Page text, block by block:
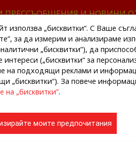
ПРЕССЪОБЩЕНИЯ И НОВИНИ
НАЧАЛО НОВИНИ ОТ
използва „бисквитки“. С Ваше
за да измерим и анализираме
„бисквитки”), да
(„бисквитки“ за
на подходящи реклами и
„бисквитки“). За повече
на „бисквитки”.
моите предпочитания